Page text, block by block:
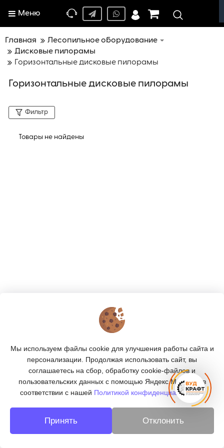
Меню
Главная
Лесопильное оборудование
Дисковые пилорамы
Горизонтальные дисковые пилорамы
Горизонтальные дисковые пилорамы
Фильтр
Товары не найдены
КАТАЛОГ
ПОДПИСКА
© 2026 «ВУДКРАФТ» - деревообработка в Москве
Мы используем файлы cookie для улучшения работы сайта и
персонализации. Продолжая использовать сайт, вы
соглашаетесь на сбор, обработку cookie-файлов и
пользовательских данных с помощью Яндекс.Метрика, в
соответствии с нашей Политикой конфиденциальности.
Принять Отклонить